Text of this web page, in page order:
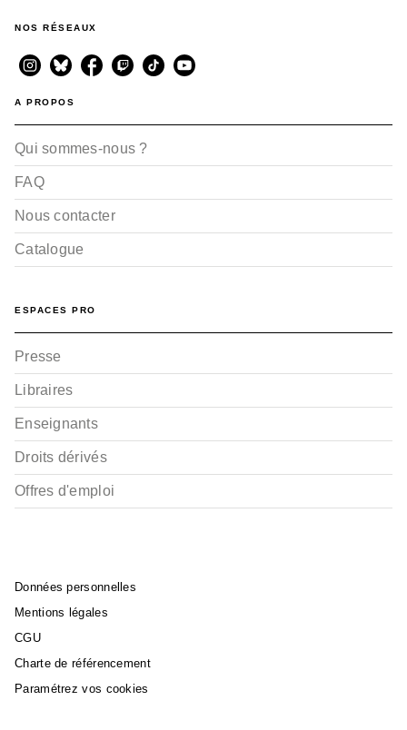
Laureline Mattiussi
L'île au poulailler -
BD AVENTURE, WESTERN ET POLAR
NOS RÉSEAUX
A PROPOS
Qui sommes-nous ?
FAQ
Nous contacter
Catalogue
ESPACES PRO
Presse
Libraires
Enseignants
Droits dérivés
Offres d'emploi
Données personnelles
Mentions légales
CGU
Charte de référencement
Paramétrez vos cookies